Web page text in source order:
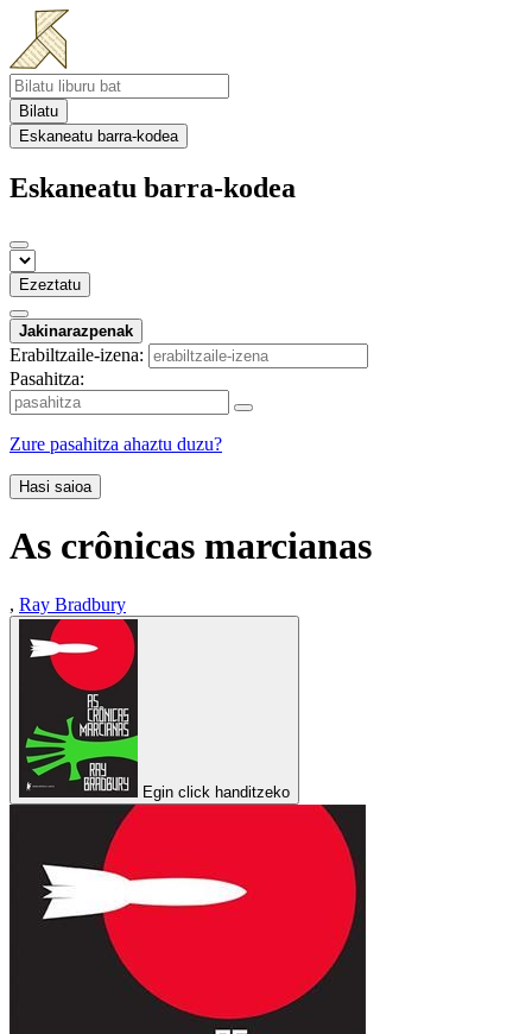
Bilatu
Eskaneatu barra-kodea
Eskaneatu barra-kodea
Ezeztatu
Jakinarazpenak
Erabiltzaile-izena:
Pasahitza:
Zure pasahitza ahaztu duzu?
Hasi saioa
As crônicas marcianas
, Ray Bradbury
Egin click handitzeko